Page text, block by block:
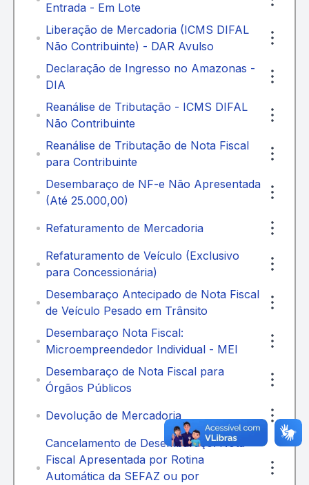
Entrada - Em Lote
Liberação de Mercadoria (ICMS DIFAL
Não Contribuinte) - DAR Avulso
Declaração de Ingresso no Amazonas -
DIA
Reanálise de Tributação - ICMS DIFAL
Não Contribuinte
Reanálise de Tributação de Nota Fiscal
para Contribuinte
Desembaraço de NF-e Não Apresentada
(Até 25.000,00)
Refaturamento de Mercadoria
Refaturamento de Veículo (Exclusivo
para Concessionária)
Desembaraço Antecipado de Nota Fiscal
de Veículo Pesado em Trânsito
Desembaraço Nota Fiscal:
Microempreendedor Individual - MEI
Desembaraço de Nota Fiscal para
Órgãos Públicos
Devolução de Mercadoria
Cancelamento de Desembaraço: Nota
Fiscal Apresentada por Rotina
Automática da SEFAZ ou por